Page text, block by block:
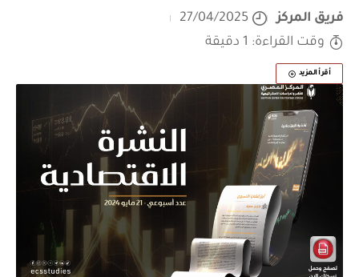
فريق المركز
27/04/2025
وقت القراءة: 1 دقيقة
أقرأ المزيد